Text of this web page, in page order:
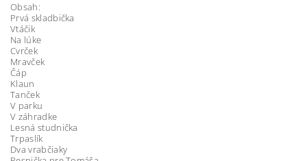
Obsah:
Prvá skladbička
Vtáčik
Na lúke
Cvrček
Mravček
Čáp
Klaun
Tanček
V parku
V záhradke
Lesná studnička
Trpaslík
Dva vrabčiaky